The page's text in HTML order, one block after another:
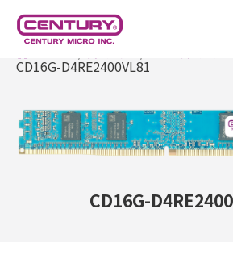
CD16G-D4RE2400VL81
CD16G-